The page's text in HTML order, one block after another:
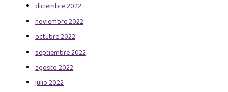
diciembre 2022
noviembre 2022
octubre 2022
septiembre 2022
agosto 2022
julio 2022